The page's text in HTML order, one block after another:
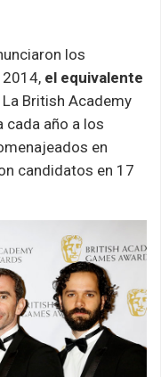
los
2014, el equivalente
La British Academy
cada año a los
en
candidatos en 17